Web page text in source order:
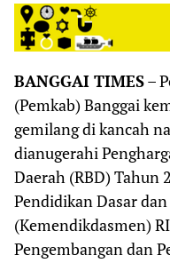
BANGGAI TIMES–
(Pemkab) Banggai
gemilang di kancah
dianugerahi
Daerah (RBD) Tahun
Pendidikan Dasar
(Kemendikdasmen)
Pengembangan dan